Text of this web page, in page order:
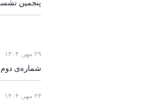
پنجمین
۲۹ مهر, ۱۴۰۴
شماره‌ی
۲۳ مهر, ۱۴۰۴